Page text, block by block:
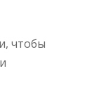
чтобы